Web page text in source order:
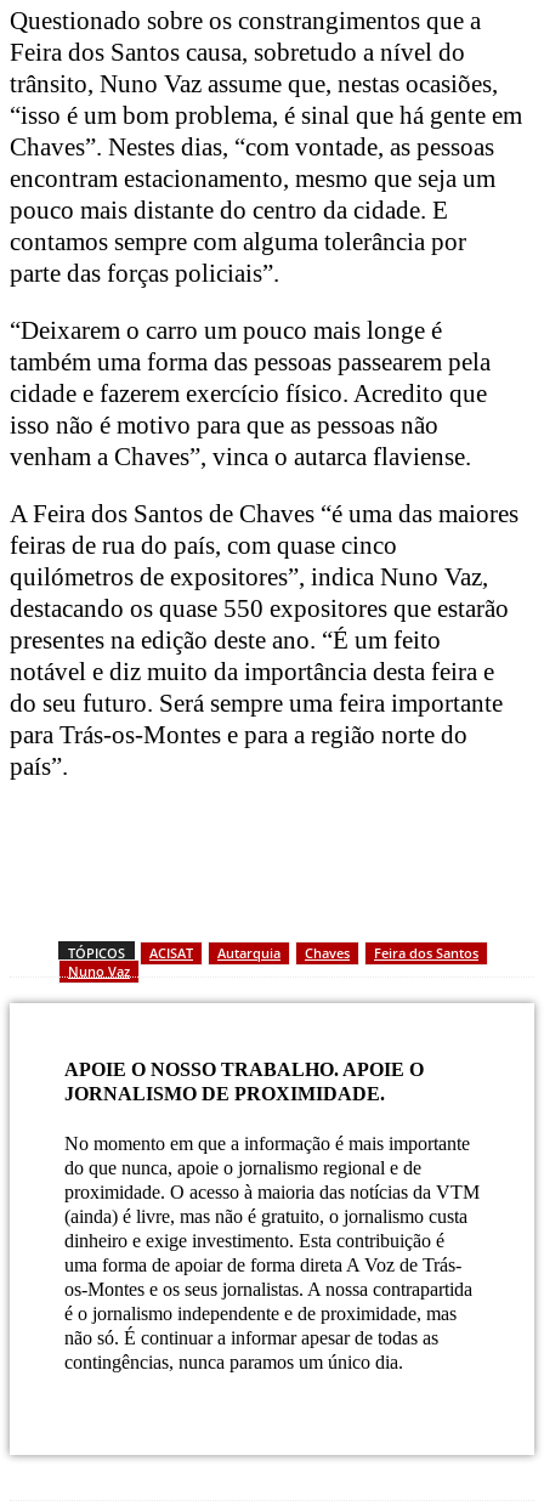
Questionado sobre os constrangimentos que a
Feira dos Santos causa, sobretudo a nível do
trânsito, Nuno Vaz assume que, nestas ocasiões,
“isso é um bom problema, é sinal que há gente em
Chaves”. Nestes dias, “com vontade, as pessoas
encontram estacionamento, mesmo que seja um
pouco mais distante do centro da cidade. E
contamos sempre com alguma tolerância por
parte das forças policiais”.
“Deixarem o carro um pouco mais longe é
também uma forma das pessoas passearem pela
cidade e fazerem exercício físico. Acredito que
isso não é motivo para que as pessoas não
venham a Chaves”, vinca o autarca flaviense.
A Feira dos Santos de Chaves “é uma das maiores
feiras de rua do país, com quase cinco
quilómetros de expositores”, indica Nuno Vaz,
destacando os quase 550 expositores que estarão
presentes na edição deste ano. “É um feito
notável e diz muito da importância desta feira e
do seu futuro. Será sempre uma feira importante
para Trás-os-Montes e para a região norte do
país”.
TÓPICOS ACISAT Autarquia Chaves
Feira dos Santos
Nuno Vaz
APOIE O NOSSO TRABALHO. APOIE O
JORNALISMO DE PROXIMIDADE.
No momento em que a informação é mais importante
do que nunca, apoie o jornalismo regional e de
proximidade. O acesso à maioria das notícias da VTM
(ainda) é livre, mas não é gratuito, o jornalismo custa
dinheiro e exige investimento. Esta contribuição é
uma forma de apoiar de forma direta A Voz de Trás-
os-Montes e os seus jornalistas. A nossa contrapartida
é o jornalismo independente e de proximidade, mas
não só. É continuar a informar apesar de todas as
contingências, nunca paramos um único dia.